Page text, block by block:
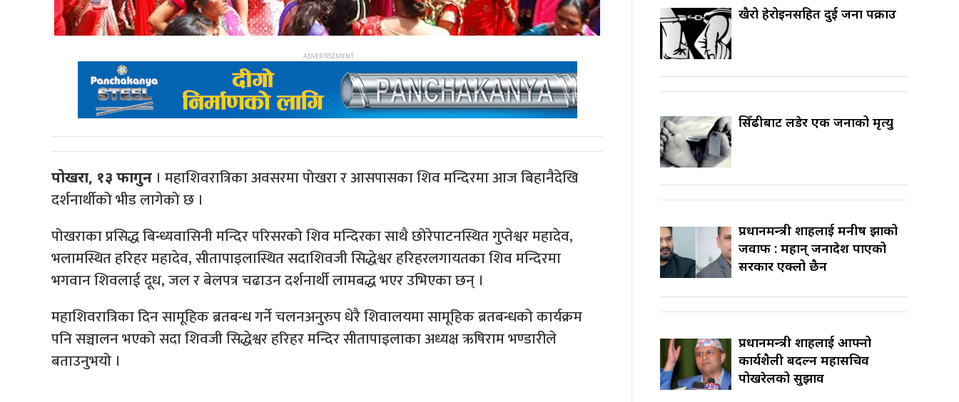
पोखरा, १३ फागुन । महाशिवरात्रिका अवसरमा पोखरा र आसपासका शिव मन्दिरमा आज बिहानैदेखि
दर्शनार्थीको भीड लागेको छ ।
पोखराका प्रसिद्ध बिन्ध्यवासिनी मन्दिर परिसरको शिव मन्दिरका साथै छोरेपाटनस्थित गुप्तेश्वर महादेव,
भलामस्थित हरिहर महादेव, सीतापाइलास्थित सदाशिवजी सिद्धेश्वर हरिहरलगायतका शिव मन्दिरमा
भगवान शिवलाई दूध, जल र बेलपत्र चढाउन दर्शनार्थी लामबद्ध भएर उभिएका छन् ।
महाशिवरात्रिका दिन सामूहिक ब्रतबन्ध गर्ने चलनअनुरुप धेरै शिवालयमा सामूहिक ब्रतबन्धको कार्यक्रम
पनि सञ्चालन भएको सदा शिवजी सिद्धेश्वर हरिहर मन्दिर सीतापाइलाका अध्यक्ष ऋषिराम भण्डारीले
बताउनुभयो ।
खैरो हेरोइनसहित दुई जना पक्राउ
सिँढीबाट लडेर एक जनाको मृत्यु
प्रधानमन्त्री शाहलाई मनीष झाको
जवाफ : महान् जनादेश पाएको
सरकार एक्लो छैन
प्रधानमन्त्री शाहलाई आफ्नो
कार्यशैली बदल्न महासचिव
पोखरेलको सुझाव